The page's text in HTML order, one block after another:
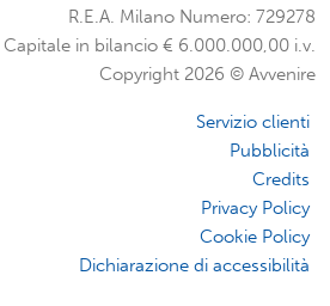
R.E.A. Milano Numero: 729278
Capitale in bilancio € 6.000.000,00 i.v.
Copyright 2026 © Avvenire
Servizio clienti
Pubblicità
Credits
Privacy Policy
Cookie Policy
Dichiarazione di accessibilità